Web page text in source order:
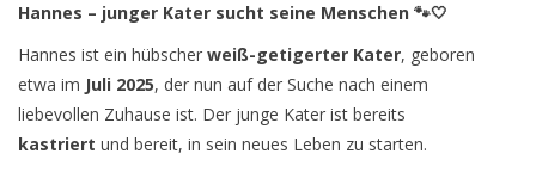
Hannes – junger Kater sucht seine Menschen 🐾🤍
Hannes ist ein hübscher weiß-getigerter Kater, geboren
etwa im Juli 2025, der nun auf der Suche nach einem
liebevollen Zuhause ist. Der junge Kater ist bereits
kastriert und bereit, in sein neues Leben zu starten.